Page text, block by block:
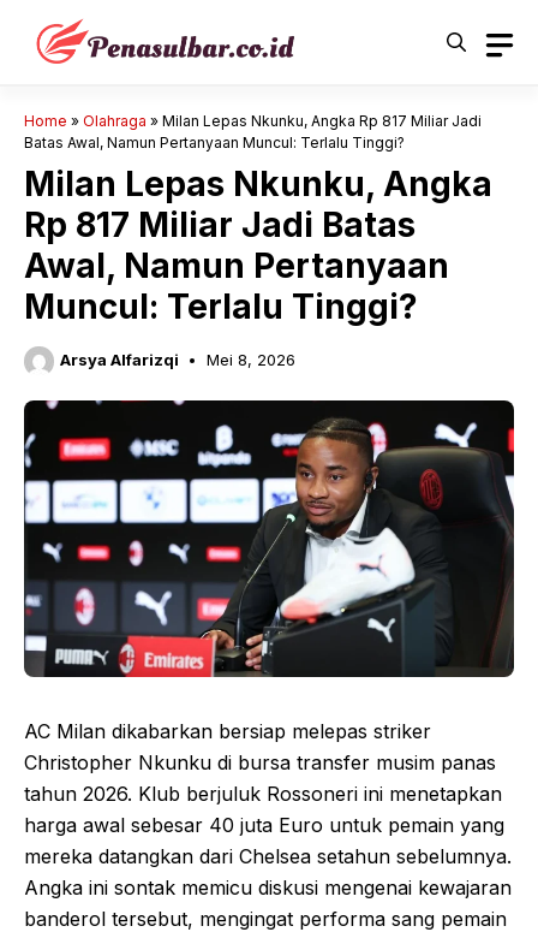
Langsung
Home » Olahraga » Milan Lepas Nkunku, Angka Rp 817 Miliar Jadi
Batas Awal, Namun Pertanyaan Muncul: Terlalu Tinggi?
Milan Lepas Nkunku, Angka
Rp 817 Miliar Jadi Batas
Awal, Namun Pertanyaan
Muncul: Terlalu Tinggi?
Arsya Alfarizqi Mei 8, 2026
AC Milan dikabarkan bersiap melepas striker
Christopher Nkunku di bursa transfer musim panas
tahun 2026. Klub berjuluk Rossoneri ini menetapkan
harga awal sebesar 40 juta Euro untuk pemain yang
mereka datangkan dari Chelsea setahun sebelumnya.
Angka ini sontak memicu diskusi mengenai kewajaran
banderol tersebut, mengingat performa sang pemain